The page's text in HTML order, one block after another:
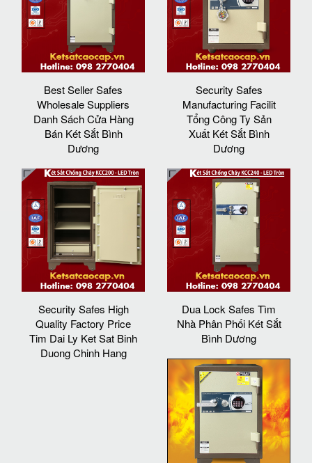
Best Seller Safes
Wholesale Suppliers
Danh Sách Cửa Hàng
Bán Két Sắt Bình
Dương
Security Safes
Manufacturing Facilit
Tổng Công Ty Sản
Xuất Két Sắt Bình
Dương
Security Safes High
Quality Factory Price
Tim Dai Ly Ket Sat Binh
Duong Chinh Hang
Dua Lock Safes Tìm
Nhà Phân Phối Két Sắt
Bình Dương